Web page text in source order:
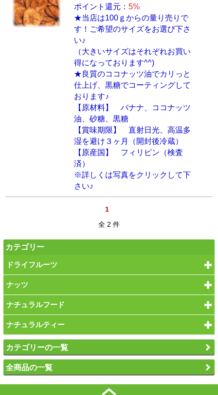
ポイント還元： 5%
★当店は100ｇからの量り売りで
す！ご希望のサイズをお選び下さ
い♪
（大きいサイズはそれぞれお買い
得になっております^^)
★良質のココナッツ油でカリっと
仕上げ、黒糖でコーティングして
おります♪
【原材料】 バナナ、ココナッツ
油、砂糖、黒糖
【賞味期限】 直射日光、高温多
湿を避け３ヶ月（開封後冷蔵）
【原産国】 フィリピン（検査
済）
※詳しくは写真をクリックして下
さい♪
1
全 2 件
カテゴリー
ドライフルーツ
ナッツ
ナチュラルフード
ナチュラルティー
カテゴリーの一覧
全商品の一覧